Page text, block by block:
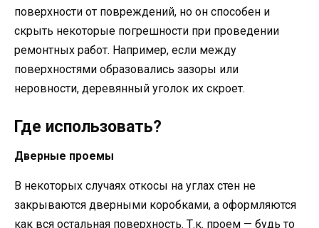
поверхности от повреждений, но он способен и
скрыть некоторые погрешности при проведении
ремонтных работ. Например, если между
поверхностями образовались зазоры или
неровности, деревянный уголок их скроет.
Где использовать?
Дверные проемы
В некоторых случаях откосы на углах стен не
закрываются дверными коробками, а оформляются
как вся остальная поверхность. Т.к. проем — будь то